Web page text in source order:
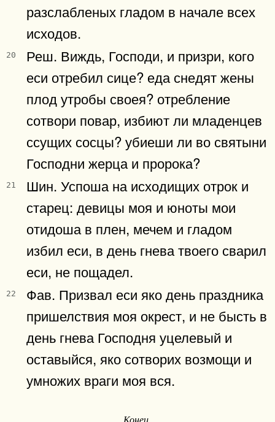
разслабленых гладом в начале всех
исходов.
20
Реш. Виждь, Господи, и призри, кого
еси отребил сице? еда снедят жены
плод утробы своея? отребление
сотвори повар, избиют ли младенцев
ссущих сосцы? убиеши ли во святыни
Господни жерца и пророка?
21
Шин. Успоша на исходищих отрок и
старец: девицы моя и юноты мои
отидоша в плен, мечем и гладом
избил еси, в день гнева твоего сварил
еси, не пощадел.
22
Фав. Призвал еси яко день праздника
пришелствия моя окрест, и не бысть в
день гнева Господня уцелевый и
оставыйся, яко сотворих возмощи и
умножих враги моя вся.
Конец